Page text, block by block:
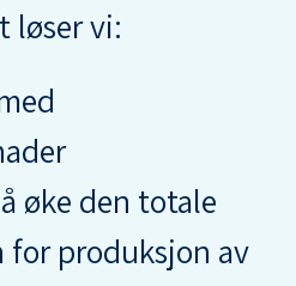
løser vi:
øke den totale
for produksjon av